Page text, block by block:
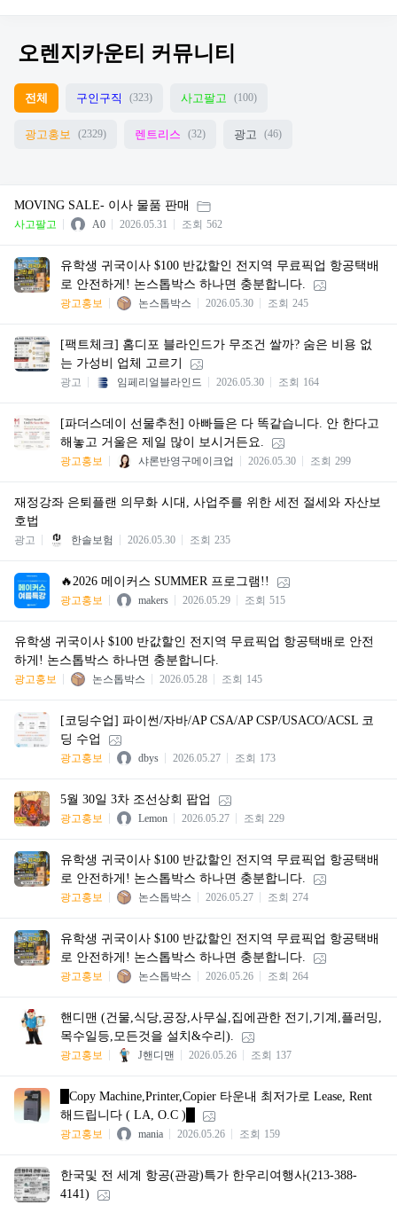
오렌지카운티 커뮤니티
전체 구인구직 (323) 사고팔고 (100)
광고홍보 (2329) 렌트리스 (32) 광고 (46)
MOVING SALE- 이사 물품 판매
사고팔고 A0 2026.05.31 조회 562
유학생 귀국이사 $100 반값할인 전지역 무료픽업 항공택배
로 안전하게! 논스톱박스 하나면 충분합니다.
광고홍보 논스톱박스 2026.05.30 조회 245
[팩트체크] 홈디포 블라인드가 무조건 쌀까? 숨은 비용 없
는 가성비 업체 고르기
광고 임페리얼블라인드 2026.05.30 조회 164
[파더스데이 선물추천] 아빠들은 다 똑같습니다. 안 한다고
해놓고 거울은 제일 많이 보시거든요.
광고홍보 샤론반영구메이크업 2026.05.30 조회 299
재정강좌 은퇴플랜 의무화 시대, 사업주를 위한 세전 절세와 자산보
호법
광고 한솔보험 2026.05.30 조회 235
🔥2026 메이커스 SUMMER 프로그램!!
광고홍보 makers 2026.05.29 조회 515
유학생 귀국이사 $100 반값할인 전지역 무료픽업 항공택배로 안전
하게! 논스톱박스 하나면 충분합니다.
광고홍보 논스톱박스 2026.05.28 조회 145
[코딩수업] 파이썬/자바/AP CSA/AP CSP/USACO/ACSL 코
딩 수업
광고홍보 dbys 2026.05.27 조회 173
5월 30일 3차 조선상회 팝업
광고홍보 Lemon 2026.05.27 조회 229
유학생 귀국이사 $100 반값할인 전지역 무료픽업 항공택배
로 안전하게! 논스톱박스 하나면 충분합니다.
광고홍보 논스톱박스 2026.05.27 조회 274
유학생 귀국이사 $100 반값할인 전지역 무료픽업 항공택배
로 안전하게! 논스톱박스 하나면 충분합니다.
광고홍보 논스톱박스 2026.05.26 조회 264
핸디맨 (건물,식당,공장,사무실,집에관한 전기,기계,플러밍,
목수일등,모든것을 설치&수리).
광고홍보 J핸디맨 2026.05.26 조회 137
█Copy Machine,Printer,Copier 타운내 최저가로 Lease, Rent
해드립니다 ( LA, O.C )█
광고홍보 mania 2026.05.26 조회 159
한국및 전 세계 항공(관광)특가 한우리여행사(213-388-
4141)